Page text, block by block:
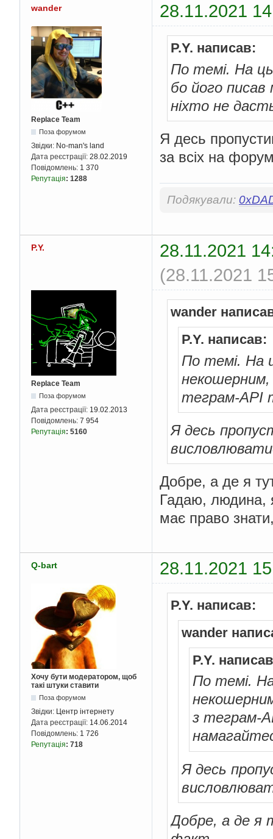
wander 28.11.2021
Replace Team
Поза форумом
Звідки: No-man's land
Дата реєстрації: 28.02.2019
Повідомлень: 1 370
Репутація: 1288
P.Y. написав:
По темі. На
бо його
ніхто не
Я десь
за всіх на
Подякували:
P.Y.
28.11.2021
(28.11.2021
Replace Team
Поза форумом
Дата реєстрації: 19.02.2013
Повідомлень: 7 954
Репутація: 5160
wander
P.Y. написав:
По темі. На
некошерним,
теграм-API
Я десь
Добре, а де я
Гадаю, людина,
має право
Q-bart 28.11.2021
Хочу бути модератором, щоб
такі штуки ставити
Поза форумом
Звідки: Центр інтернету
Дата реєстрації: 14.06.2014
Повідомлень: 1 726
Репутація: 718
P.Y. написав:
wander
P.Y.
По темі.
з теграм-
Я десь
Добре, а де я